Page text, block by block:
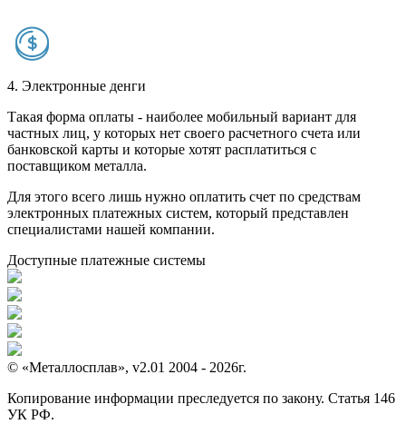
4. Электронные денги
Такая форма оплаты - наиболее мобильный вариант для
частных лиц, у которых нет своего расчетного счета или
банковской карты и которые хотят расплатиться с
поставщиком металла.
Для этого всего лишь нужно оплатить счет по средствам
электронных платежных систем, который представлен
специалистами нашей компании.
Доступные платежные системы
© «Металлосплав», v2.01 2004 - 2026г.
Копирование информации преследуется по закону. Статья 146
УК РФ.